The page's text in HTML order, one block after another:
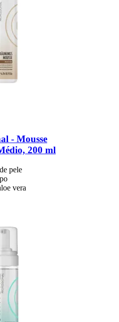
-​ Mousse
200 ml
pele
vera